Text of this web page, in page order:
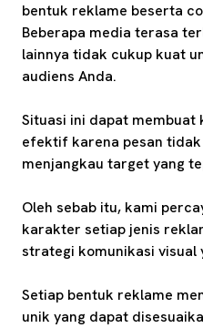
bentuk reklame beserta
Beberapa media terasa
lainnya tidak cukup kuat
audiens Anda.
Situasi ini dapat membuat
efektif karena pesan
menjangkau target yang
Oleh sebab itu, kami
karakter setiap jenis
strategi komunikasi visual
Setiap bentuk reklame
unik yang dapat